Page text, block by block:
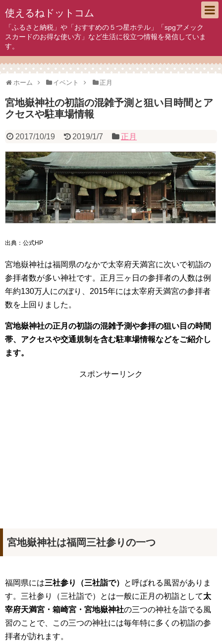
使えるねドットコム
「ふるさと納税」や「おすすめの５つ星ホテル」「spgアメック
スカードのお得な使い方」など生活に役立つ情報を発信していま
す。
ホーム イベント 正月
宮地嶽神社の初詣の混雑予測と狙い目時間とア
クセスや駐車場情報
2017/10/19 2019/1/7 正月
出典：公式HP
宮地嶽神社は福岡県のなかで太宰府天満宮に次いで初詣の
参拝者数が多い神社です。正月三ヶ日の参拝者の人数は例
年約130万人にのぼり、2015年には太宰府天満宮の参拝者
数を上回りました。
宮地嶽神社の正月の初詣の混雑予測や参拝の狙い目の時間
帯、アクセスや交通規制を含む駐車場情報などをご紹介し
ます。
スポンサーリンク
宮地嶽神社は福岡三社参りの一つ
福岡県には三社参り（三社詣で）
と呼ばれる風習がありま
す。三社参り（三社詣で）とは一般に正月の初詣として太
宰府天満宮・箱崎宮・宮地嶽神社の三つの神社を詣でる風
習のことで、この三つの神社には毎年特に多くの初詣の参
拝者が訪れます。